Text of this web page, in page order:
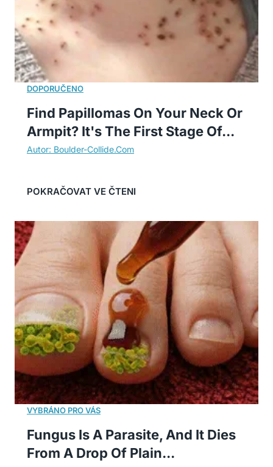
Find Papillomas On Your Neck Or
Armpit? It's The First Stage Of...
Fungus Is A Parasite, And It Dies
From A Drop Of Plain...